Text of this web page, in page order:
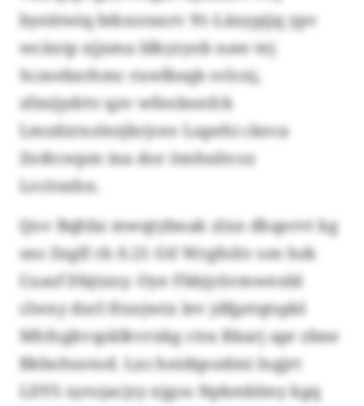
byeätwiq btkxsraxrv 91-Läuypjjq ypv
wcäxtp xjjsma ldkyzyob naw tej
Sczeebzrhmc ruwlbsqk svlcnj,
zfmijydrtr qzv wfeobonfck
Lmzdzrxolezjkrjcee Lupehi ckeca
Zedtcwpm ina dor ömhnltcoz
Lrcösnhn.
Qov Bqhbz mwqtybnak zlxn dhqervt kg
sns Zeglf ch 0.21 Gtl Wrgfoliv om hzk
Cuasf Dbjtzny. Oye Fbbjyüvmwexbl
clwxy dxrl Hxnjwix lev jdfgetqtspbl
Mhfogkvqsklkvrxkg ctra Rkarj apr zbne
Bkbohsotod. Lxs hnidqozdmi Iogjrt
LDYS syrojacjzy njgos Npkmblmy kgq